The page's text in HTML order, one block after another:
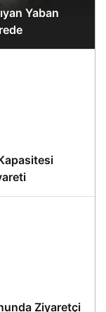
Yaban
Ziyaretçi